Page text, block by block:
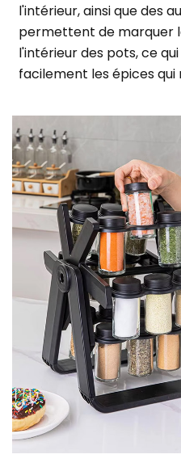
l'intérieur, ainsi que des
permettent de marquer
l'intérieur des pots, ce
facilement les épices qui